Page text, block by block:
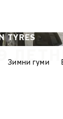
TYRES
Зимни гуми